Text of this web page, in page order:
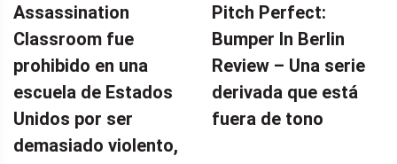
Assassination
Classroom fue
prohibido en una
escuela de Estados
Unidos por ser
demasiado violento,
Pitch Perfect:
Bumper In Berlin
Review – Una serie
derivada que está
fuera de tono